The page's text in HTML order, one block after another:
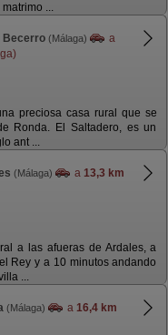
...
Becerro (Málaga)
a
preciosa casa rural que se
Ronda. El Saltadero, es un
ant ...
(Málaga) a 13,3 km
a las afueras de Ardales, a
Rey y a 10 minutos andando
...
(Málaga) a 16,4 km